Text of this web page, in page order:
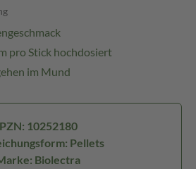
pro Stick hochdosiert
im Mund
PZN: 10252180
Pellets
Biolectra